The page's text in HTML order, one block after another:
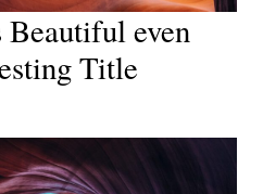
even
Title